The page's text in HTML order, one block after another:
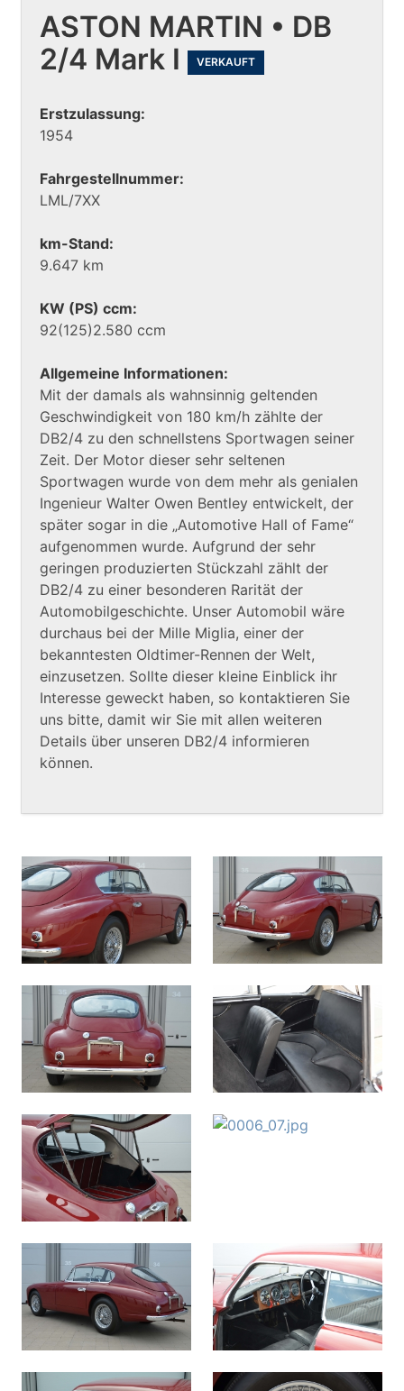
ASTON MARTIN • DB
2/4 Mark I
VERKAUFT
Erstzulassung:
1954
Fahrgestellnummer:
LML/7XX
km-Stand:
9.647 km
KW (PS) ccm:
92(125)2.580 ccm
Allgemeine Informationen:
Mit der damals als wahnsinnig geltenden
Geschwindigkeit von 180 km/h zählte der
DB2/4 zu den schnellstens Sportwagen seiner
Zeit. Der Motor dieser sehr seltenen
Sportwagen wurde von dem mehr als genialen
Ingenieur Walter Owen Bentley entwickelt, der
später sogar in die „Automotive Hall of Fame“
aufgenommen wurde. Aufgrund der sehr
geringen produzierten Stückzahl zählt der
DB2/4 zu einer besonderen Rarität der
Automobilgeschichte. Unser Automobil wäre
durchaus bei der Mille Miglia, einer der
bekanntesten Oldtimer-Rennen der Welt,
einzusetzen. Sollte dieser kleine Einblick ihr
Interesse geweckt haben, so kontaktieren Sie
uns bitte, damit wir Sie mit allen weiteren
Details über unseren DB2/4 informieren
können.